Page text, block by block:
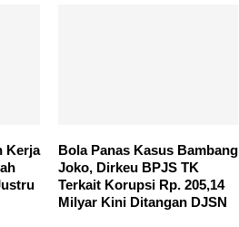
Kerja
Bola Panas Kasus Bambang
Joko, Dirkeu BPJS TK
Terkait Korupsi Rp. 205,14
Milyar Kini Ditangan DJSN